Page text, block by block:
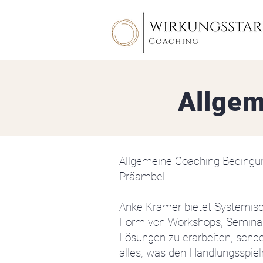
Allgemeine Coaching
Präambel
Anke Kramer bietet
Form von Workshops,
Lösungen zu erarbeiten,
alles, was den